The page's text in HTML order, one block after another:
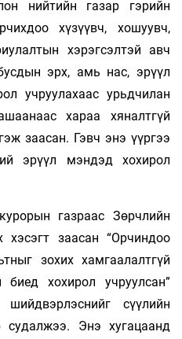
нийтийн газар гэрийн
хүзүүвч, хошуувч,
хэрэгсэлтэй авч
эрх, амь нас, эрүүл
учруулахаас урьдчилан
хараа хяналтгүй
заасан. Гэвч энэ үүргээ
эрүүл мэндэд хохирол
газраас Зөрчлийн
хэсэгт заасан “Орчиндоо
зохих хамгаалалтгүй
хохирол учруулсан”
сүүлийн
судалжээ. Энэ хугацаанд